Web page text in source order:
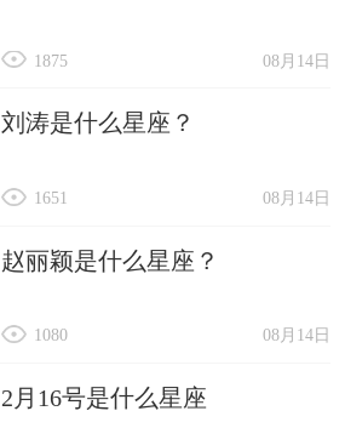
08月14日
1875
刘涛是什么星座？
08月14日
1651
赵丽颖是什么星座？
08月14日
1080
2月16号是什么星座